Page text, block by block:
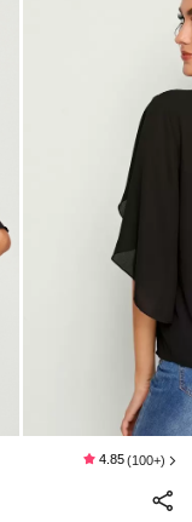
4.85 (100+)